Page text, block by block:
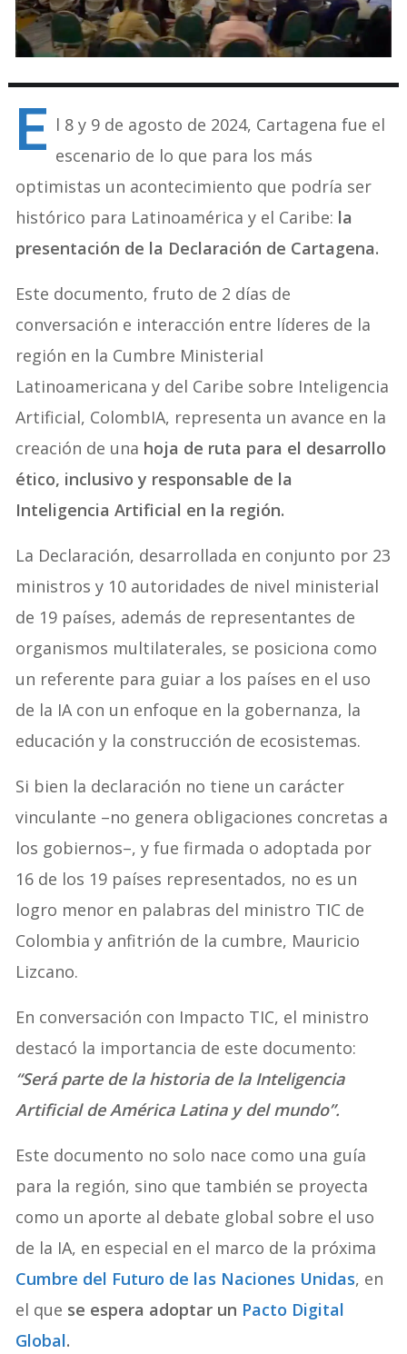
E l 8 y 9 de agosto de 2024, Cartagena fue el
escenario de lo que para los más
optimistas un acontecimiento que podría ser
histórico para Latinoamérica y el Caribe: la
presentación de la Declaración de Cartagena.
Este documento, fruto de 2 días de
conversación e interacción entre líderes de la
región en la Cumbre Ministerial
Latinoamericana y del Caribe sobre Inteligencia
Artificial, ColombIA, representa un avance en la
creación de una hoja de ruta para el desarrollo
ético, inclusivo y responsable de la
Inteligencia Artificial en la región.
La Declaración, desarrollada en conjunto por 23
ministros y 10 autoridades de nivel ministerial
de 19 países, además de representantes de
organismos multilaterales, se posiciona como
un referente para guiar a los países en el uso
de la IA con un enfoque en la gobernanza, la
educación y la construcción de ecosistemas.
Si bien la declaración no tiene un carácter
vinculante –no genera obligaciones concretas a
los gobiernos–, y fue firmada o adoptada por
16 de los 19 países representados, no es un
logro menor en palabras del ministro TIC de
Colombia y anfitrión de la cumbre, Mauricio
Lizcano.
En conversación con Impacto TIC, el ministro
destacó la importancia de este documento:
“Será parte de la historia de la Inteligencia
Artificial de América Latina y del mundo”.
Este documento no solo nace como una guía
para la región, sino que también se proyecta
como un aporte al debate global sobre el uso
de la IA, en especial en el marco de la próxima
Cumbre del Futuro de las Naciones Unidas, en
el que se espera adoptar un Pacto Digital
Global.